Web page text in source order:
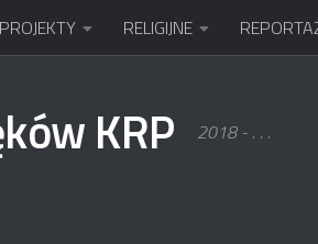
PROJEKTY RELIGIJNE
KRP 2018 - . . .